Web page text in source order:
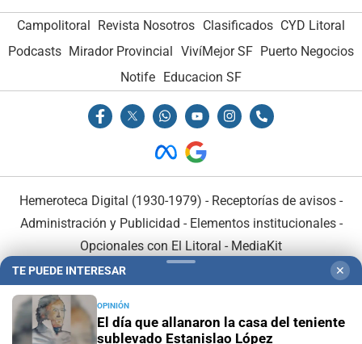
Campolitoral Revista Nosotros Clasificados CYD Litoral
Podcasts Mirador Provincial VivíMejor SF Puerto Negocios
Notife Educacion SF
Hemeroteca Digital (1930-1979) - Receptorías de avisos -
Administración y Publicidad - Elementos institucionales-
Opcionales con El Litoral - MediaKit
TE PUEDE INTERESAR ✕
OPINIÓN
El día que allanaron la casa del teniente
sublevado Estanislao López